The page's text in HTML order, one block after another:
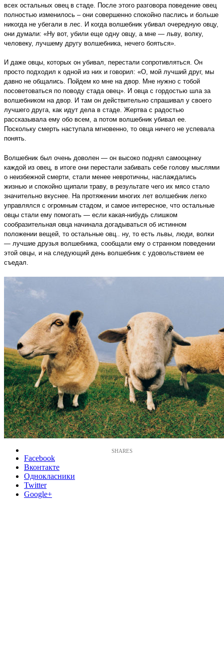
всех остальных овец в стаде. После этого разговора поведение овец
полностью изменилось – они совершенно спокойно паслись и больше
никогда не убегали в лес. И когда волшебник убивал очередную овцу,
они думали: «Ну вот, убили еще одну овцу, а мне — льву, волку,
человеку, лучшему другу волшебника, нечего бояться».
И даже овцы, которых он убивал, перестали сопротивляться. Он
просто подходил к одной из них и говорил: «О, мой лучший друг, мы
давно не общались. Пойдем ко мне на двор. Мне нужно с тобой
посоветоваться по поводу стада овец». И овца с гордостью шла за
волшебником на двор. И там он действительно спрашивал у своего
лучшего друга, как идут дела в стаде. Жертва с радостью
рассказывала ему обо всем, а потом волшебник убивал ее.
Поскольку смерть наступала мгновенно, то овца ничего не успевала
понять.
Волшебник был очень доволен — он высоко поднял самооценку
каждой из овец, в итоге они перестали забивать себе голову мыслями
о неизбежной смерти, стали менее невротичны, наслаждались
жизнью и спокойно щипали траву, в результате чего их мясо стало
значительно вкуснее. На протяжении многих лет волшебник легко
управлялся с огромным стадом, и самое интересное, что остальные
овцы стали ему помогать — если какая-нибудь слишком
сообразительная овца начинала догадываться об истинном
положении вещей, то остальные овц.. ну, то есть львы, люди, волки
— лучшие друзья волшебника, сообщали ему о странном поведении
этой овцы, и на следующий день волшебник с удовольствием ее
съедал.
Facebook
Вконтакте
Однокласники
Twitter
Google+